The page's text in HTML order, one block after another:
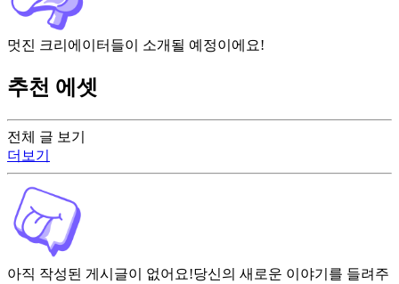
전체 글 보기
더보기
아직 작성된 게시글이 없어요!당신의 새로운 이야기를 들려주
멋진 크리에이터들이 소개될 예정이에요!
추천 에셋